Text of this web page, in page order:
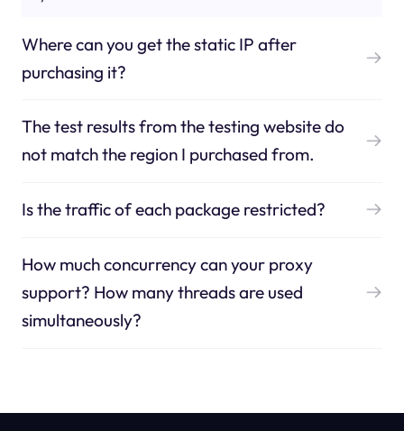
Where can you get the static IP after
purchasing it?
The test results from the testing website do
not match the region I purchased from.
Is the traffic of each package restricted?
How much concurrency can your proxy
support? How many threads are used
simultaneously?